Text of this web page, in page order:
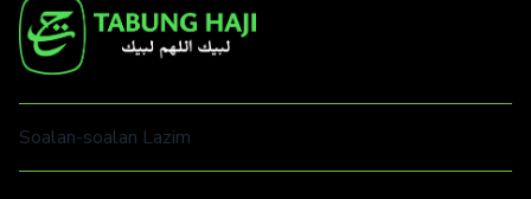
Soalan-soalan Lazim